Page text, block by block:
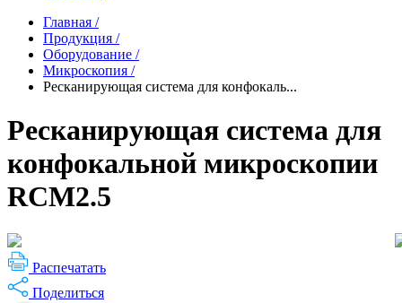
Главная /
Продукция /
Оборудование /
Микроскопия /
Ресканирующая система для конфокаль...
Ресканирующая система для
конфокальной микроскопии
RCM2.5
Распечатать
Поделиться